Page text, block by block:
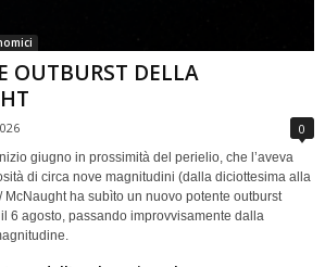
OUTBURST DELLA
0
giugno in prossimità del perielio, che l’aveva
di circa nove magnitudini (dalla diciottesima alla
ha subìto un nuovo potente outburst
6 agosto, passando improvvisamente dalla